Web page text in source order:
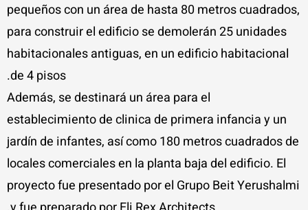
pequeños con un área de hasta 80 metros cuadrados,
para construir el edificio se demolerán 25 unidades
habitacionales antiguas, en un edificio habitacional
de 4 pisos.
Además, se destinará un área para el
establecimiento de clinica de primera infancia y un
jardín de infantes, así como 180 metros cuadrados de
locales comerciales en la planta baja del edificio. El
proyecto fue presentado por el Grupo Beit Yerushalmi